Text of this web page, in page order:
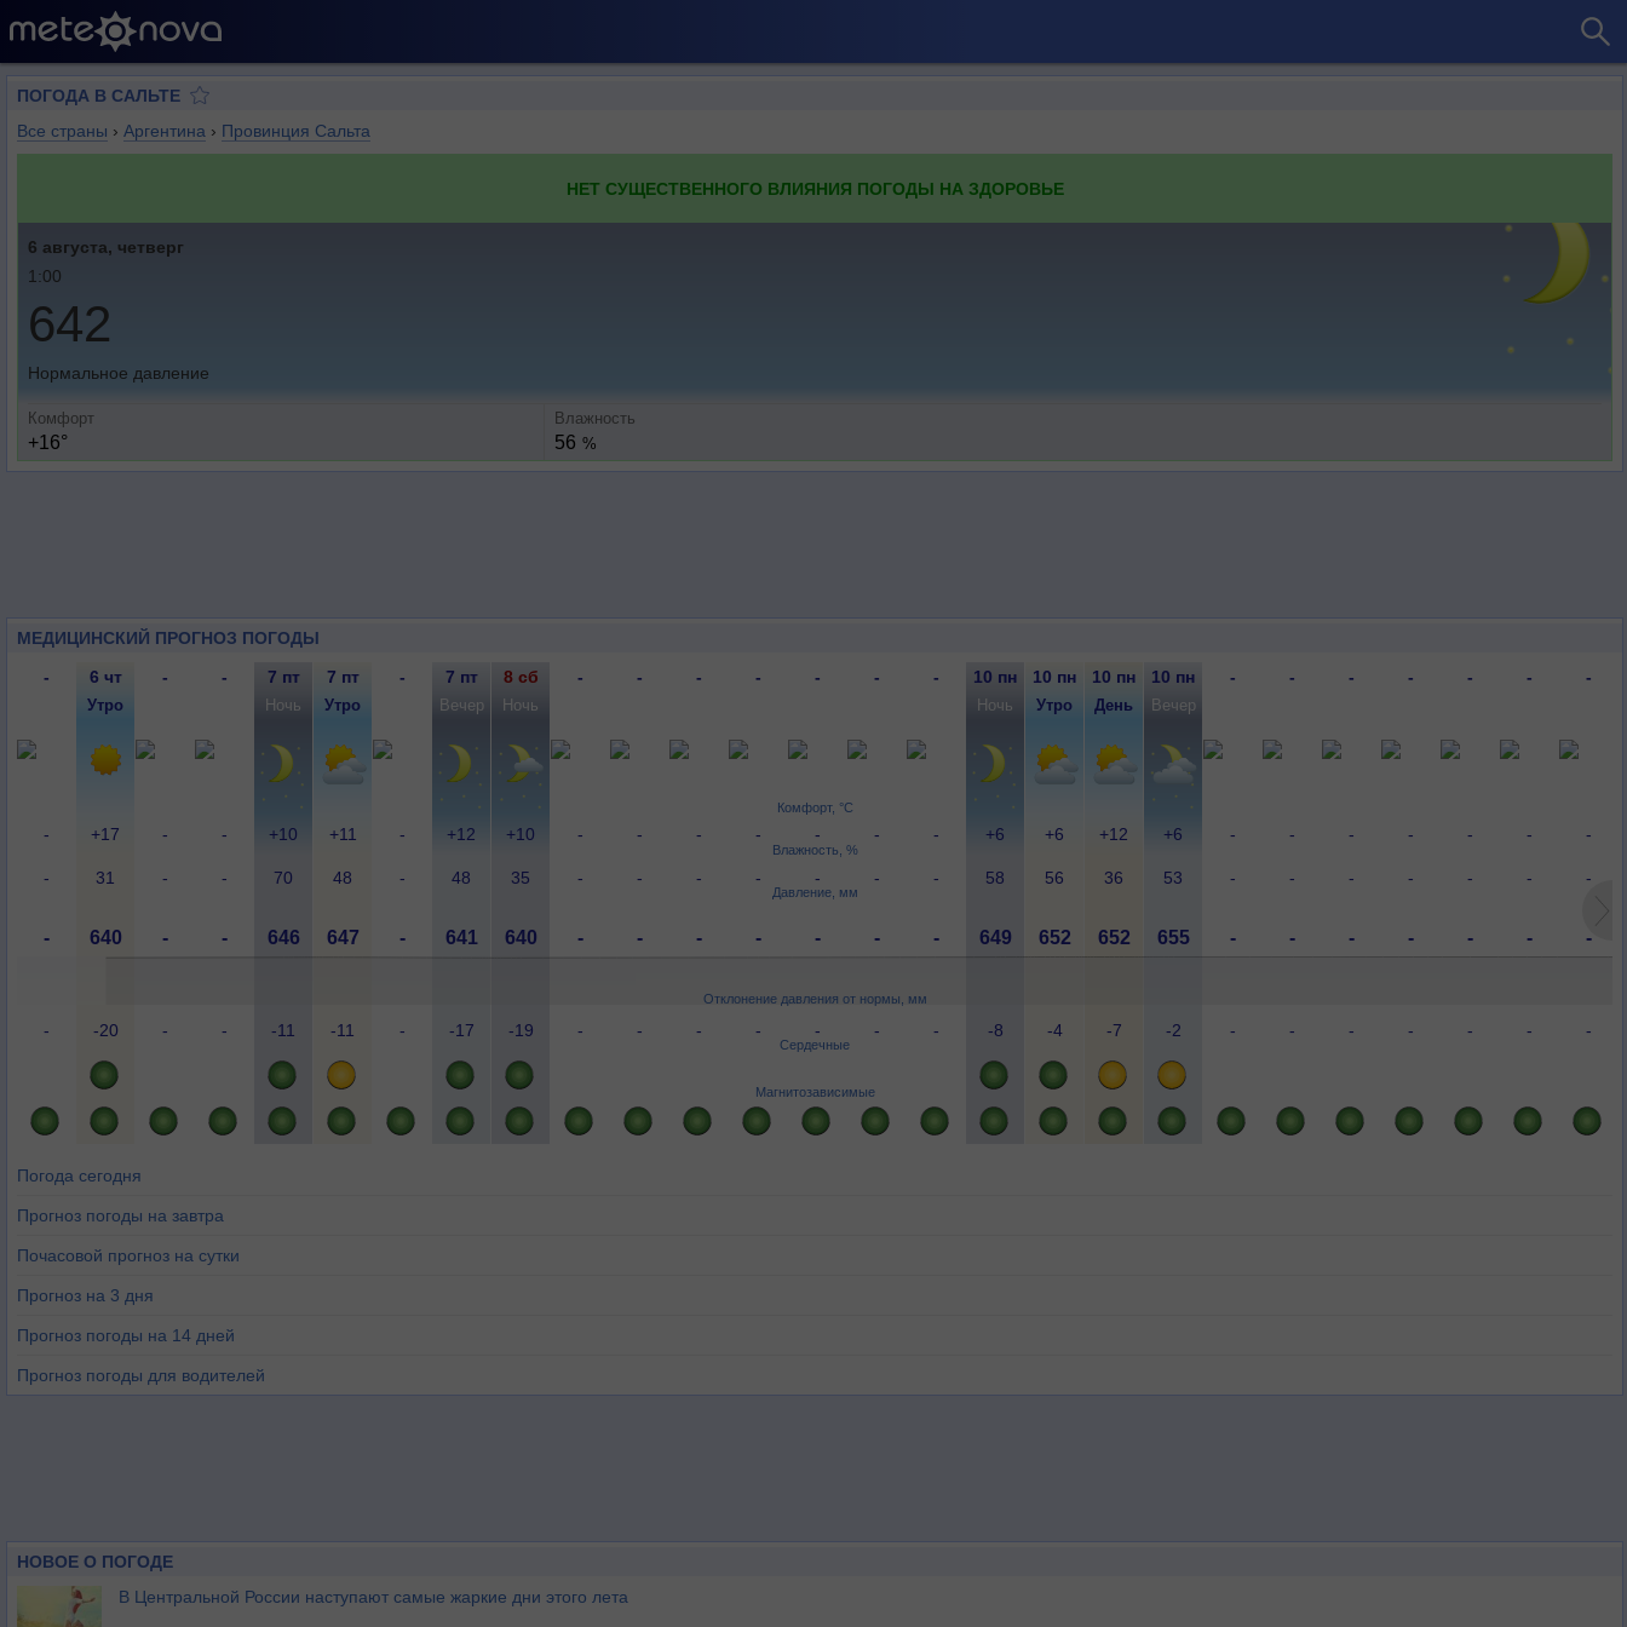
ПОГОДА В САЛЬТЕ
Все страны › Аргентина › Провинция Сальта
НЕТ СУЩЕСТВЕННОГО ВЛИЯНИЯ ПОГОДЫ НА ЗДОРОВЬЕ
6 августа, четверг
1:00
642
Нормальное давление
Комфорт
+16°
Влажность
56 %
МЕДИЦИНСКИЙ ПРОГНОЗ ПОГОДЫ
Комфорт, °C
Влажность, %
Давление, мм
Отклонение давления от нормы, мм
Сердечные
Магнитозависимые
- 6 чт - - 7 пт 7 пт - 7 пт 8 сб - - - - - - - 10 пн 10 пн 10 пн 10 пн - - - - - - -
Утро Ночь Утро Вечер Ночь Ночь Утро День Вечер
- +17 - - +10 +11 - +12 +10 - - - - - - - +6 +6 +12 +6 - - - - - - -
- 31 - - 70 48 - 48 35 - - - - - - - 58 56 36 53 - - - - - - -
- 640 - - 646 647 - 641 640 - - - - - - - 649 652 652 655 - - - - - - -
- -20 - - -11 -11 - -17 -19 - - - - - - - -8 -4 -7 -2 - - - - - - -
Погода сегодня
Прогноз погоды на завтра
Почасовой прогноз на сутки
Прогноз на 3 дня
Прогноз погоды на 14 дней
Прогноз погоды для водителей
НОВОЕ О ПОГОДЕ
В Центральной России наступают самые жаркие дни этого лета